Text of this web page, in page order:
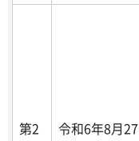
第2
令和6年8月27